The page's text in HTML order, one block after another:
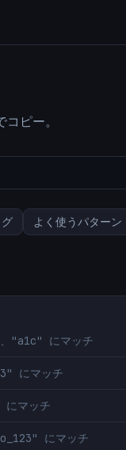
ピー。
よく使うパターン
"a1c" にマッチ
にマッチ
マッチ
にマッチ